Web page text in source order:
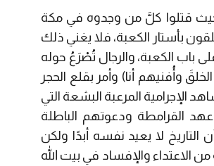
حيث قتلوا كلَّ من وجدوه في مكة
ويتعلقون بأستار الكعبة، فلا يغني ذلك
باب الكعبة، والرجال تُصْرَعُ حوله
وأُفنيهم أنا) وأمر بقلع الحجر
الإجرامية المرعبة البشعة التي
القرامطة ودعوتهم الباطلة
التاريخ لا يعيد نفسه أبدًا ولكن
الاعتداء والإفساد في بيت الله